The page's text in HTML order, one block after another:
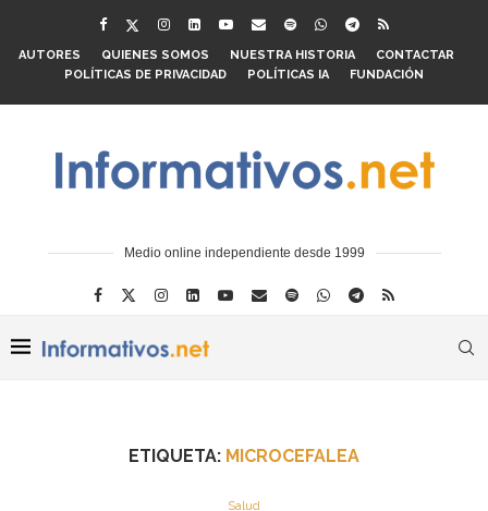
AUTORES QUIENES SOMOS NUESTRA HISTORIA
CONTACTAR
POLÍTICAS DE PRIVACIDAD
POLÍTICAS IA FUNDACIÓN
Medio online independiente desde 1999
ETIQUETA: MICROCEFALEA
Salud